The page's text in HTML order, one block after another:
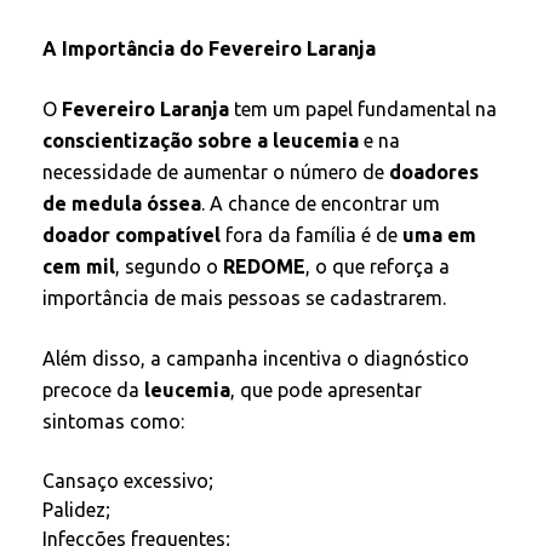
A Importância do Fevereiro Laranja
O Fevereiro Laranja tem um papel fundamental na
conscientização sobre a leucemia e na
necessidade de aumentar o número de doadores
de medula óssea. A chance de encontrar um
doador compatível fora da família é de uma em
cem mil, segundo o REDOME, o que reforça a
importância de mais pessoas se cadastrarem.
Além disso, a campanha incentiva o diagnóstico
precoce da leucemia, que pode apresentar
sintomas como:
Cansaço excessivo;
Palidez;
Infecções frequentes;